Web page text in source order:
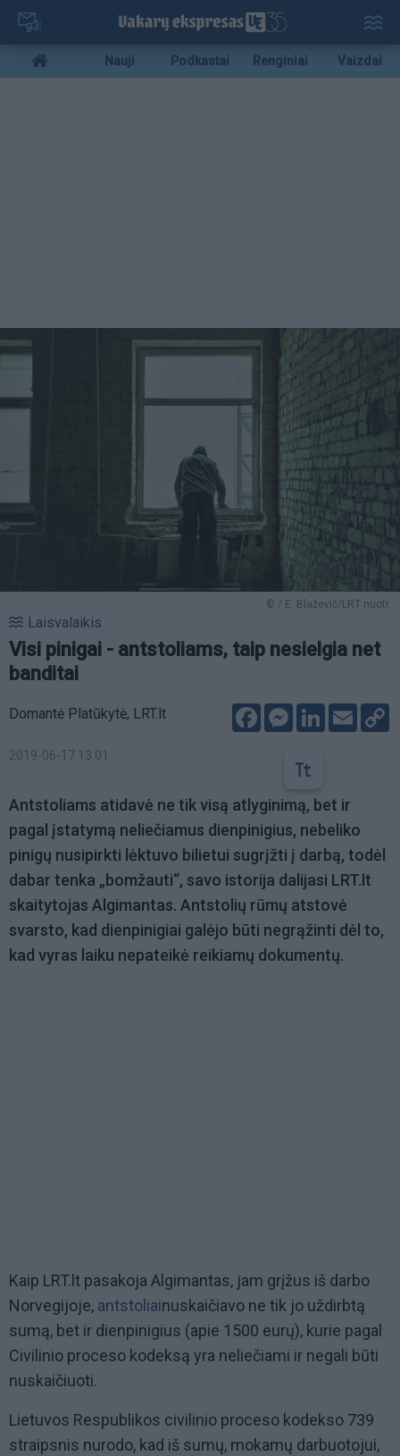
Pereiti
pagrindinį
turinį
Mobile
menu
Nauji Podkastai Renginiai Vaizdai
© / E. Blaževič/LRT nuotr.
Laisvalaikis
Visi pinigai - antstoliams, taip nesielgia net
banditai
Domantė Platūkytė, LRT.lt
2019-06-17 13:01
FacebookMessenger
LinkedIn
Email
Antstoliams atidavė ne tik visą atlyginimą, bet ir
pagal įstatymą neliečiamus dienpinigius, nebeliko
pinigų nusipirkti lėktuvo bilietui sugrįžti į darbą, todėl
dabar tenka „bomžauti“, savo istorija dalijasi LRT.lt
skaitytojas Algimantas. Antstolių rūmų atstovė
svarsto, kad dienpinigiai galėjo būti negrąžinti dėl to,
kad vyras laiku nepateikė reikiamų dokumentų.
Kaip LRT.lt pasakoja Algimantas, jam grįžus iš darbo
Norvegijoje, antstoliainuskaičiavo ne tik jo uždirbtą
sumą, bet ir dienpinigius (apie 1500 eurų), kurie pagal
Civilinio proceso kodeksą yra neliečiami ir negali būti
nuskaičiuoti.
Lietuvos Respublikos civilinio proceso kodekso 739
straipsnis nurodo, kad iš sumų, mokamų darbuotojui,